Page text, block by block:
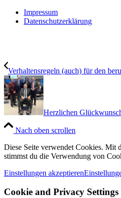
Impressum
Datenschutzerklärung
Verhaltensregeln (auch) für den
Herzlichen
Nach oben scrollen
Diese Seite verwendet Cookies. Mit
stimmst du die Verwendung von
Einstellungen akzeptieren
Cookie and Privacy Settings